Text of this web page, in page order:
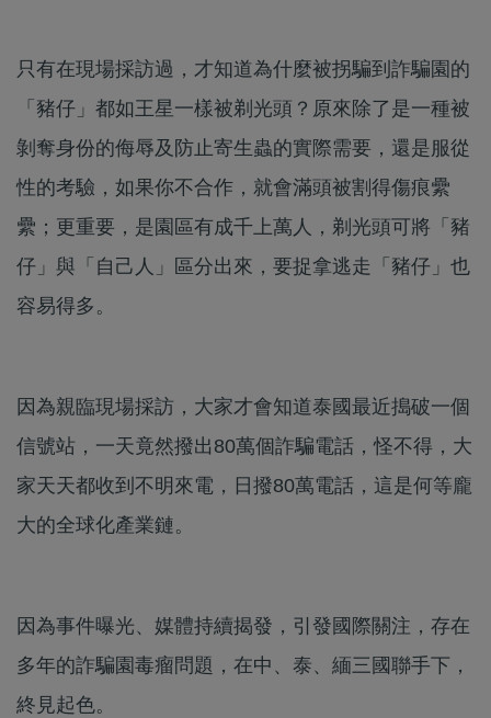
只有在現場採訪過，才知道為什麼被拐騙到詐騙園的
「豬仔」都如王星一樣被剃光頭？原來除了是一種被
剝奪身份的侮辱及防止寄生蟲的實際需要，還是服從
性的考驗，如果你不合作，就會滿頭被割得傷痕纍
纍；更重要，是園區有成千上萬人，剃光頭可將「豬
仔」與「自己人」區分出來，要捉拿逃走「豬仔」也
容易得多。
因為親臨現場採訪，大家才會知道泰國最近搗破一個
信號站，一天竟然撥出80萬個詐騙電話，怪不得，大
家天天都收到不明來電，日撥80萬電話，這是何等龐
大的全球化產業鏈。
因為事件曝光、媒體持續揭發，引發國際關注，存在
多年的詐騙園毒瘤問題，在中、泰、緬三國聯手下，
終見起色。